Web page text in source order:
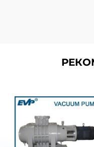
Вакуумные насосы
серии ZJ
Рутса серии ZJ – это насос
вытеснения, также